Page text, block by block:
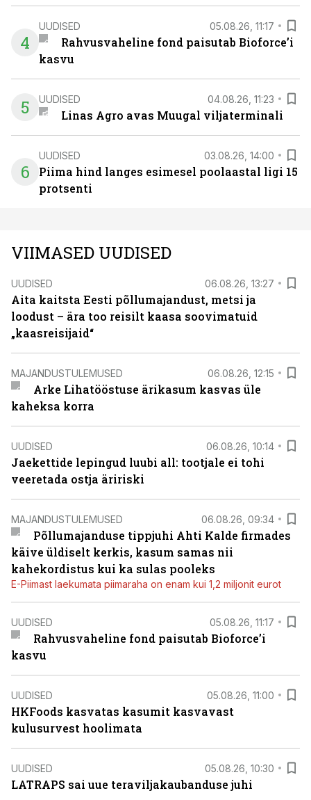
4
UUDISED 05.08.26, 11:17
Rahvusvaheline fond paisutab Bioforce’i
kasvu
5 UUDISED 04.08.26, 11:23
Linas Agro avas Muugal viljaterminali
6
UUDISED 03.08.26, 14:00
Piima hind langes esimesel poolaastal ligi 15
protsenti
VIIMASED UUDISED
UUDISED 06.08.26, 13:27
Aita kaitsta Eesti põllumajandust, metsi ja
loodust – ära too reisilt kaasa soovimatuid
„kaasreisijaid“
MAJANDUSTULEMUSED 06.08.26, 12:15
Arke Lihatööstuse ärikasum kasvas üle
kaheksa korra
UUDISED 06.08.26, 10:14
Jaekettide lepingud luubi all: tootjale ei tohi
veeretada ostja äririski
MAJANDUSTULEMUSED 06.08.26, 09:34
Põllumajanduse tippjuhi Ahti Kalde firmades
käive üldiselt kerkis, kasum samas nii
kahekordistus kui ka sulas pooleks
E-Piimast laekumata piimaraha on enam kui 1,2 miljonit eurot
UUDISED 05.08.26, 11:17
Rahvusvaheline fond paisutab Bioforce’i
kasvu
UUDISED 05.08.26, 11:00
HKFoods kasvatas kasumit kasvavast
kulusurvest hoolimata
UUDISED 05.08.26, 10:30
LATRAPS sai uue teraviljakaubanduse juhi